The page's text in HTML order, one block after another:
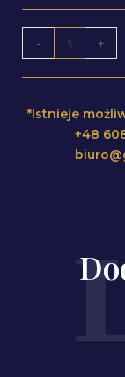
- +
*Istnieje
+48